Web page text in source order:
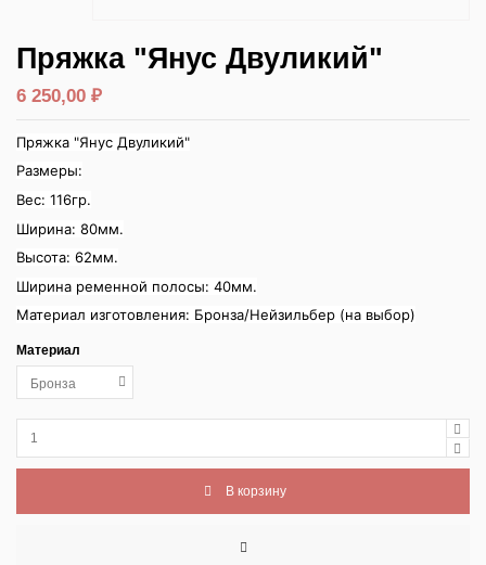
Пряжка "Янус Двуликий"
6 250,00 ₽
Пряжка "Янус Двуликий"
Размеры:
Вес: 116гр.
Ширина: 80мм.
Высота: 62мм.
Ширина ременной полосы: 40мм.
Материал изготовления: Бронза/Нейзильбер (на выбор)
Материал
В корзину